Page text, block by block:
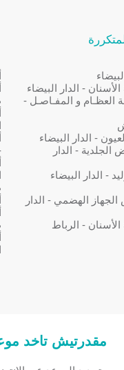
- الدار البيضاء
العظـام و المفـاصـل -
- الدار البيضاء
- الدار
- الدار البيضاء
الهضمي - الدار
- الرباط
مقدرتيش تاخد